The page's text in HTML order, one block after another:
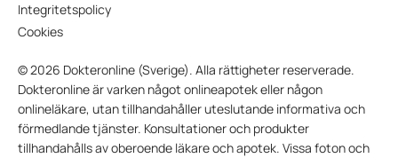
Integritetspolicy
Cookies
© 2026 Dokteronline (Sverige). Alla rättigheter reserverade.
Dokteronline är varken något onlineapotek eller någon
onlineläkare, utan tillhandahåller uteslutande informativa och
förmedlande tjänster. Konsultationer och produkter
tillhandahålls av oberoende läkare och apotek. Vissa foton och